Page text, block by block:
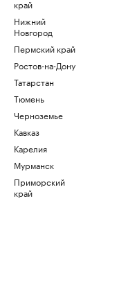
край
Нижний
Новгород
Пермский край
Ростов-на-Дону
Татарстан
Тюмень
Черноземье
Кавказ
Карелия
Мурманск
Приморский
край